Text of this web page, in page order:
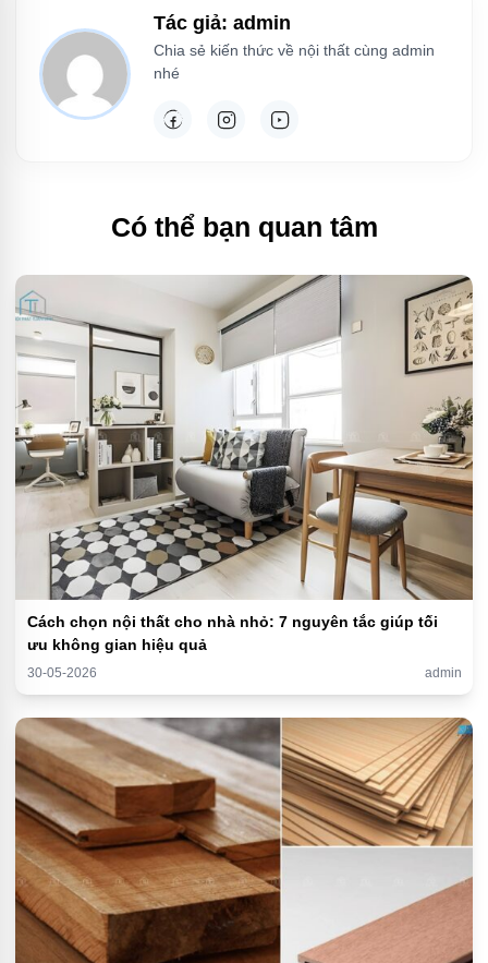
Tác giả: admin
Chia sẻ kiến thức về nội thất cùng admin
nhé
Có thể bạn quan tâm
Cách chọn nội thất cho nhà nhỏ: 7 nguyên tắc giúp tối
ưu không gian hiệu quả
30-05-2026 admin